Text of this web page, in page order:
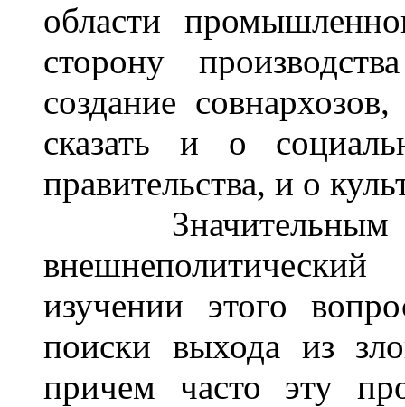
области
сторону
создание
сказать и о
правительства, и о
Значительным
изучении этого
поиски выхода из
причем часто эту